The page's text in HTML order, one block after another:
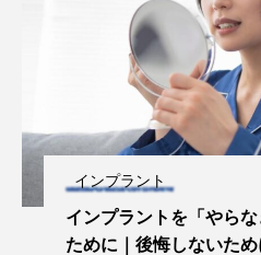
インプラント
インプラントを「やら
ために｜後悔しないた